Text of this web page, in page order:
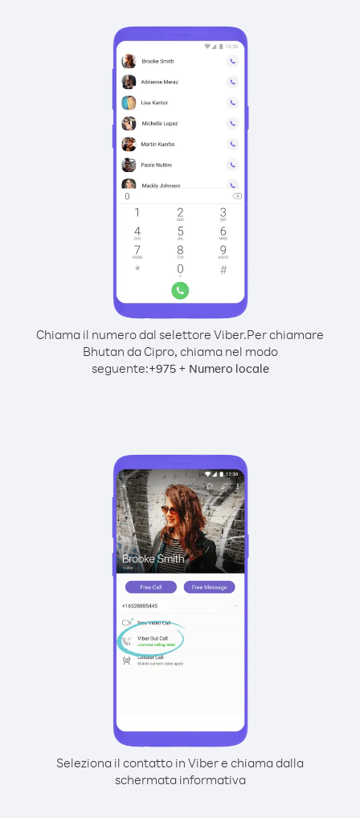
Chiama il numero dal selettore Viber.Per chiamare
Bhutan da Cipro, chiama nel modo
seguente:+975+ Numero locale
Seleziona il contatto in Viber e chiama dalla
schermata informativa